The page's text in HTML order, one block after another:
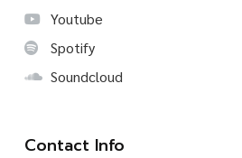
Youtube
Spotify
Soundcloud
Contact Info